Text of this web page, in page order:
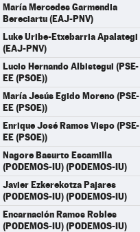
María Mercedes Garmendia
Bereciartu (EAJ-PNV)
Luke Uribe-Etxebarria Apalategi
(EAJ-PNV)
Lucio Hernando Albistegui (PSE-
EE (PSOE))
María Jesús Egido Moreno (PSE-
EE (PSOE))
Enrique José Ramos Vispo (PSE-
EE (PSOE))
Nagore Basurto Escamilla
(PODEMOS-IU) (PODEMOS-IU)
Javier Ezkerekotza Pajares
(PODEMOS-IU) (PODEMOS-IU)
Encarnación Ramos Robles
(PODEMOS-IU) (PODEMOS-IU)